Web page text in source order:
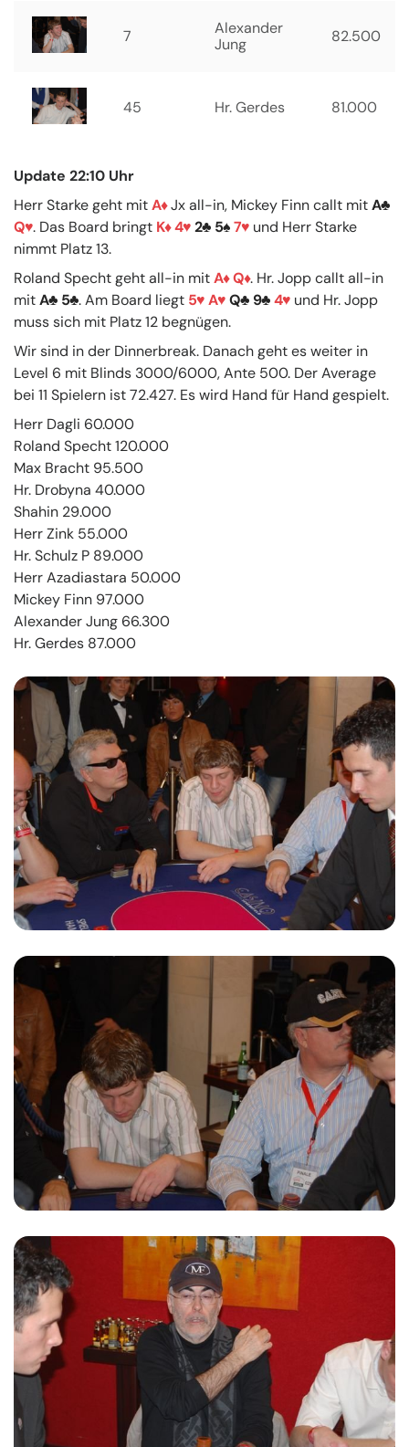
7
Alexander
Jung
82.500
45 Hr. Gerdes 81.000
Update 22:10 Uhr
Herr Starke geht mitA Jx all-in, Mickey Finn callt mitA
Q . Das Board bringt K 4 2 5 7
und Herr Starke
nimmt Platz 13.
Roland Specht geht all-in mitA Q . Hr. Jopp callt all-in
mitA 5 . Am Board liegt 5 A Q 9 4
und Hr. Jopp
muss sich mit Platz 12 begnügen.
Wir sind in der Dinnerbreak. Danach geht es weiter in
Level 6 mit Blinds 3000/6000, Ante 500. Der Average
bei 11 Spielern ist 72.427. Es wird Hand für Hand gespielt.
Herr Dagli 60.000
Roland Specht 120.000
Max Bracht 95.500
Hr. Drobyna 40.000
Shahin 29.000
Herr Zink 55.000
Hr. Schulz P 89.000
Herr Azadiastara 50.000
Mickey Finn 97.000
Alexander Jung 66.300
Hr. Gerdes 87.000